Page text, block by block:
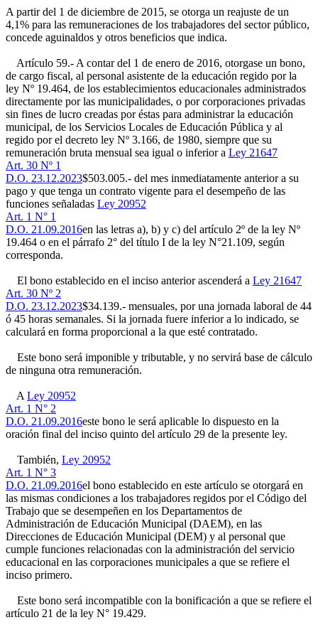
A partir del 1 de diciembre de 2015, se otorga un reajuste de un
4,1% para las remuneraciones de los trabajadores del sector público,
concede aguinaldos y otros beneficios que indica.
Artículo 59.- A contar del 1 de enero de 2016, otorgase un bono,
de cargo fiscal, al personal asistente de la educación regido por la
ley Nº 19.464, de los establecimientos educacionales administrados
directamente por las municipalidades, o por corporaciones privadas
sin fines de lucro creadas por éstas para administrar la educación
municipal, de los Servicios Locales de Educación Pública y al
regido por el decreto ley Nº 3.166, de 1980, siempre que su
remuneración bruta mensual sea igual o inferior a Ley 21647
Art. 30 Nº 1
D.O. 23.12.2023$503.005.- del mes inmediatamente anterior a su
pago y que tenga un contrato vigente para el desempeño de las
funciones señaladas Ley 20952
Art. 1 N° 1
D.O. 21.09.2016en las letras a), b) y c) del artículo 2º de la ley Nº
19.464 o en el párrafo 2° del título I de la ley N°21.109, según
corresponda.
El bono establecido en el inciso anterior ascenderá a Ley 21647
Art. 30 Nº 2
D.O. 23.12.2023$34.139.- mensuales, por una jornada laboral de 44
ó 45 horas semanales. Si la jornada fuere inferior a lo indicado, se
calculará en forma proporcional a la que esté contratado.
Este bono será imponible y tributable, y no servirá base de cálculo
de ninguna otra remuneración.
A Ley 20952
Art. 1 N° 2
D.O. 21.09.2016este bono le será aplicable lo dispuesto en la
oración final del inciso quinto del artículo 29 de la presente ley.
También, Ley 20952
Art. 1 N° 3
D.O. 21.09.2016el bono establecido en este artículo se otorgará en
las mismas condiciones a los trabajadores regidos por el Código del
Trabajo que se desempeñen en los Departamentos de
Administración de Educación Municipal (DAEM), en las
Direcciones de Educación Municipal (DEM) y al personal que
cumple funciones relacionadas con la administración del servicio
educacional en las corporaciones municipales a que se refiere el
inciso primero.
Este bono será incompatible con la bonificación a que se refiere el
artículo 21 de la ley N° 19.429.